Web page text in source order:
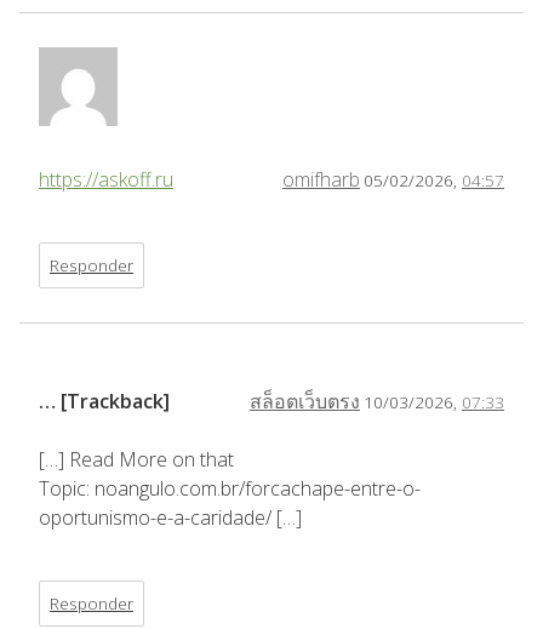
omifharb 05/02/2026, 04:57
https://askoff.ru
Responder
สล็อตเว็บตรง 10/03/2026, 07:33
… [Trackback]
[…] Read More on that
Topic: noangulo.com.br/forcachape-entre-o-
oportunismo-e-a-caridade/ […]
Responder